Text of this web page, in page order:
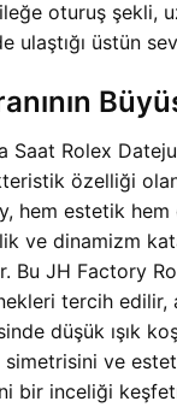
oturuş şekli,
ulaştığı üstün
Saat Rolex
özelliği
hem estetik
ve dinamizm
Bu JH Factory
tercih
düşük ışık
ve
bir inceliği